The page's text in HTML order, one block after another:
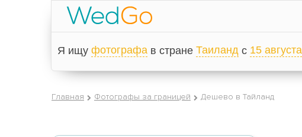
Я ищу фотографa в стране Таиланд с 15
Главная Фотографы за границей Дешево в Тайланд